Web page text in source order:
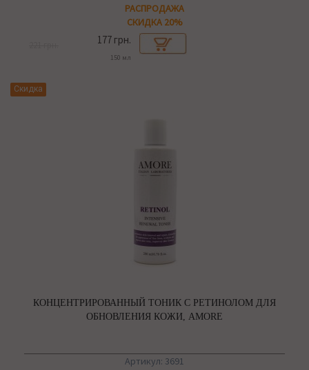
РАСПРОДАЖА
СКИДКА 20%
177 грн.
150 мл
Скидка
КОНЦЕНТРИРОВАННЫЙ ТОНИК С РЕТИНОЛОМ ДЛЯ
ОБНОВЛЕНИЯ КОЖИ, AMORE
Артикул: 3691